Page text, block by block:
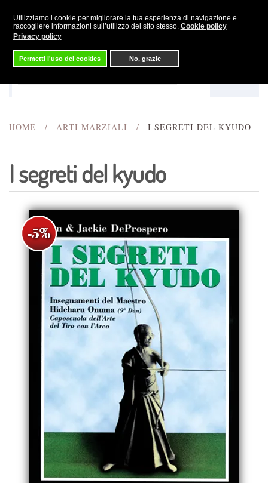
Utilizziamo i cookie per migliorare la tua esperienza di navigazione e
raccogliere informazioni sull’utilizzo del sito stesso. Cookie policy
Privacy policy
Permetti l'uso dei cookies No, grazie
Skip to main content
HOME ARTI MARZIALI I SEGRETI DEL KYUDO
I segreti del kyudo